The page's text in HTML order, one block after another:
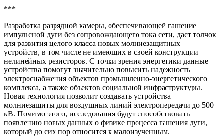
***
Разработка разрядной камеры, обеспечивающей гашение
импульсной дуги без сопровождающего тока сети, даст толчок
для развития целого класса новых молниезащитных
устройств, в том числе не имеющих в своей конструкции
нелинейных резисторов. С точки зрения энергетики данные
устройства помогут значительно повысить надежность
электроснабжения объектов промышленно-энергетического
комплекса, а также объектов социальной инфраструктуры.
Новая технология позволит создавать устройства
молниезащиты для воздушных линий электропередачи до 500
кВ. Помимо этого, исследования будут способствовать
появлению новых данных о физике процесса гашения дуги,
который до сих пор относится к малоизученным.